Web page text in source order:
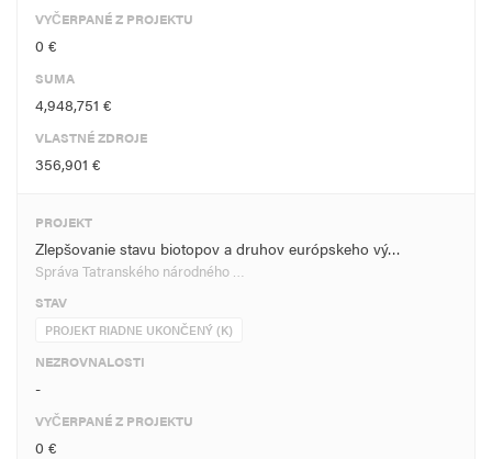
VYČERPANÉ Z PROJEKTU
0 €
SUMA
4,948,751 €
VLASTNÉ ZDROJE
356,901 €
PROJEKT
Zlepšovanie stavu biotopov a druhov európskeho vý…
Správa Tatranského národného …
STAV
PROJEKT RIADNE UKONČENÝ (K)
NEZROVNALOSTI
-
VYČERPANÉ Z PROJEKTU
0 €